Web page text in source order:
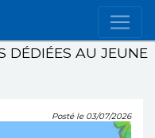
DÉDIÉES AU JEUNE
Posté le 03/07/2026